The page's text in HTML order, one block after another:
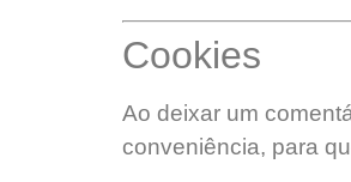
Cookies
Ao deixar um
conveniência, para